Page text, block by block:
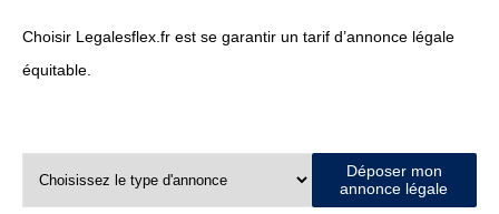
Choisir Legalesflex.fr est se garantir un tarif d’annonce légale
équitable.
Déposer mon
annonce légale